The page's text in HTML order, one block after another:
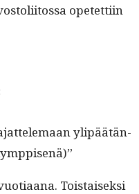
opetet­ti­in
ylipäätän­
Tois­taisek­si